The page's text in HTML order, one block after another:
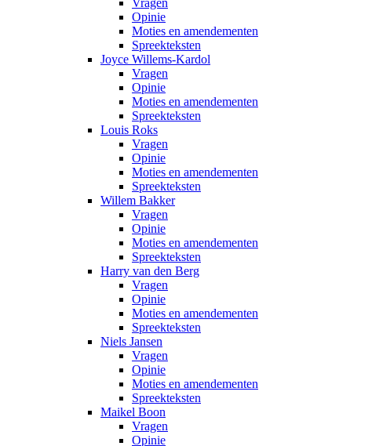
Vragen
Opinie
Moties en amendementen
Spreekteksten
Joyce Willems-Kardol
Vragen
Opinie
Moties en amendementen
Spreekteksten
Louis Roks
Vragen
Opinie
Moties en amendementen
Spreekteksten
Willem Bakker
Vragen
Opinie
Moties en amendementen
Spreekteksten
Harry van den Berg
Vragen
Opinie
Moties en amendementen
Spreekteksten
Niels Jansen
Vragen
Opinie
Moties en amendementen
Spreekteksten
Maikel Boon
Vragen
Opinie